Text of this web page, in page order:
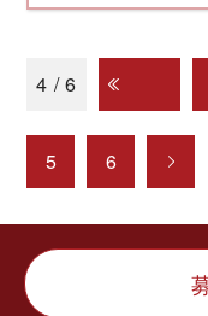
4 / 6
5 6